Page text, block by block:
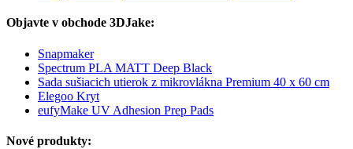
Objavte v obchode 3DJake:
Snapmaker
Spectrum PLA MATT Deep Black
Sada sušiacich utierok z mikrovlákna Premium 40 x 60 cm
Elegoo Kryt
eufyMake UV Adhesion Prep Pads
Nové produkty: